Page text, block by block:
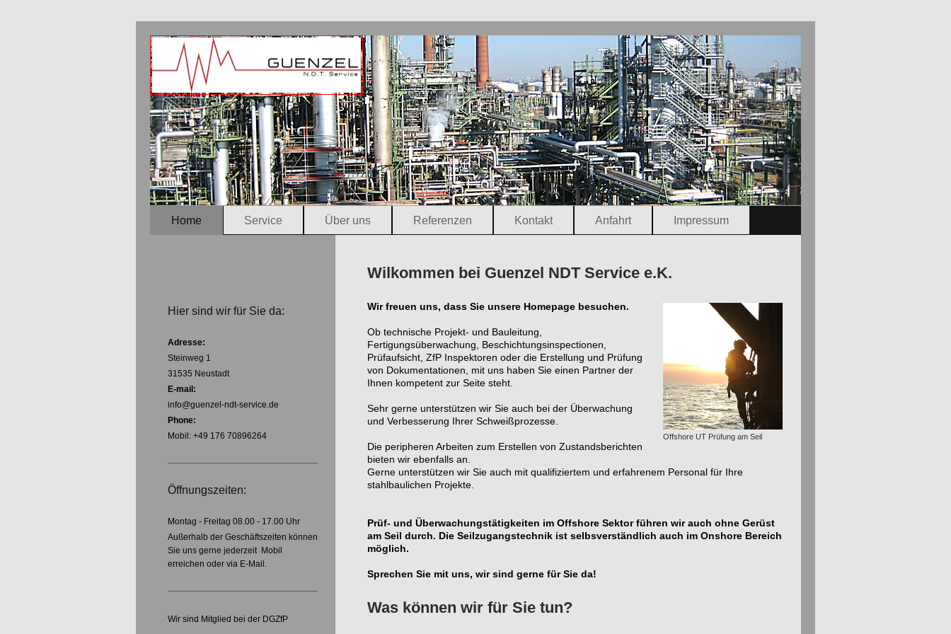
Home Service Über uns Referenzen Kontakt Anfahrt Impressum
Wilkommen bei Guenzel NDT Service e.K.
Offshore UT Prüfung am Seil
Wir freuen uns, dass Sie unsere Homepage besuchen.
Ob technische Projekt- und Bauleitung,
Fertigungsüberwachung, Beschichtungsinspectionen,
Prüfaufsicht, ZfP Inspektoren oder die Erstellung und Prüfung
von Dokumentationen, mit uns haben Sie einen Partner der
Ihnen kompetent zur Seite steht.
Sehr gerne unterstützen wir Sie auch bei der Überwachung
und Verbesserung Ihrer Schweißprozesse.
Die peripheren Arbeiten zum Erstellen von Zustandsberichten
bieten wir ebenfalls an.
Gerne unterstützen wir Sie auch mit qualifiziertem und erfahrenem Personal für Ihre
stahlbaulichen Projekte.
Prüf- und Überwachungstätigkeiten im Offshore Sektor führen wir auch ohne Gerüst
am Seil durch. Die Seilzugangstechnik ist selbsverständlich auch im Onshore Bereich
möglich.
Sprechen Sie mit uns, wir sind gerne für Sie da!
Was können wir für Sie tun?
Hier sind wir für Sie da:
Adresse:
Steinweg 1
31535 Neustadt
E-mail:
info@guenzel-ndt-service.de
Phone:
Mobil: +49 176 70896264
Öffnungszeiten:
Montag - Freitag 08.00 - 17.00 Uhr
Außerhalb der Geschäftszeiten können
Sie uns gerne jederzeit Mobil
erreichen oder via E-Mail.
Wir sind Mitglied bei der DGZfP